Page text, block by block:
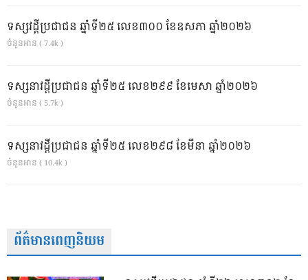
ទស្សវដ្តីប្រជាជន ឆ្នាំទី២៥ លេខ៣០០ ខែឧសភា ឆ្នាំ២០២៦
ចំនួនអាន ( 7.4k )
ទស្សនាវដ្ដីប្រជាជន ឆ្នាំទី២៥ លេខ២៩៩ ខែមេសា ឆ្នាំ២០២៦
ចំនួនអាន ( 5.7k )
ទស្សនាវដ្ដីប្រជាជន ឆ្នាំទី២៥ លេខ២៩៨ ខែមីនា ឆ្នាំ២០២៦
ចំនួនអាន ( 10.4k )
ព័ត៌មានពេញនិយម